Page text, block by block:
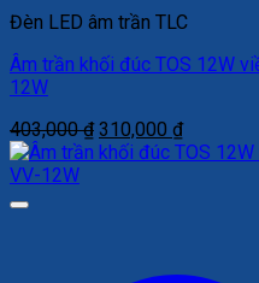
Đèn LED âm trần TLC
Âm trần khối đúc TOS 12W
12W
403,000₫ Giá
gốc
310,000 ₫Giá
hiện